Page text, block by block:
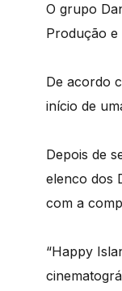
O grupo
Produção e
De acordo
início de
Depois de
elenco dos
com a
“Happy